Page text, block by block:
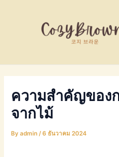
ความสำคัญของ
จากไม้
Byadmin/6 ธันวาคม 2024